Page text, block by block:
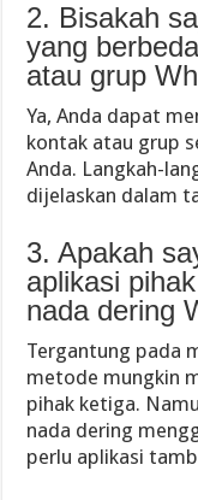
2. Bisakah
yang
atau grup
Ya, Anda dapat
kontak atau grup
Anda. Langkah-
dijelaskan dalam
3. Apakah
aplikasi
nada dering
Tergantung pada
metode mungkin
pihak ketiga.
nada dering
perlu aplikasi